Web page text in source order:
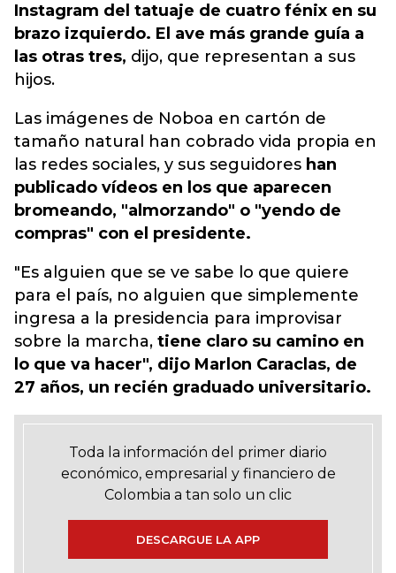
Instagram del tatuaje de cuatro fénix en su
brazo izquierdo. El ave más grande guía a
las otras tres, dijo, que representan a sus
hijos.
Las imágenes de Noboa en cartón de
tamaño natural han cobrado vida propia en
las redes sociales, y sus seguidores han
publicado vídeos en los que aparecen
bromeando, "almorzando" o "yendo de
compras" con el presidente.
"Es alguien que se ve sabe lo que quiere
para el país, no alguien que simplemente
ingresa a la presidencia para improvisar
sobre la marcha, tiene claro su camino en
lo que va hacer", dijo Marlon Caraclas, de
27 años, un recién graduado universitario.
Toda la información del primer diario
económico, empresarial y financiero de
Colombia a tan solo un clic
DESCARGUE LA APP